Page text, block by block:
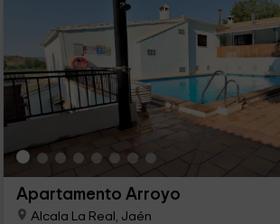
Apartamento Arroyo
Alcala La Real, Jaén